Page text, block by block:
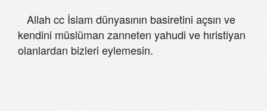
Allah cc İslam dünyasının basiretini açsın ve
kendini müslüman zanneten yahudi ve hıristiyan
olanlardan bizleri eylemesin.